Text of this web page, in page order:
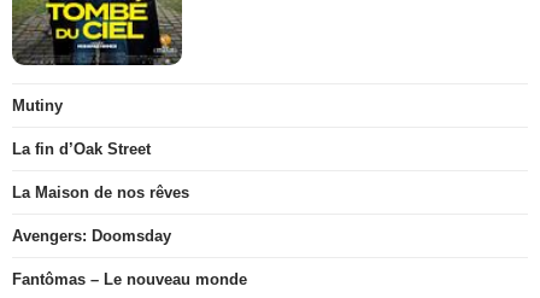
Mutiny
La fin d’Oak Street
La Maison de nos rêves
Avengers: Doomsday
Fantômas – Le nouveau monde